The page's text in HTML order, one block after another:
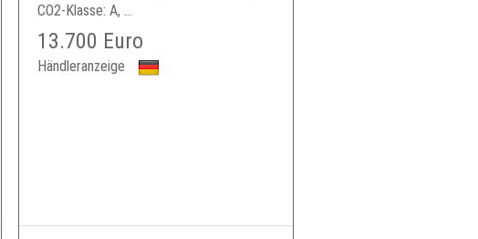
CO2-Klasse: A, ...
13.700 Euro
Händleranzeige